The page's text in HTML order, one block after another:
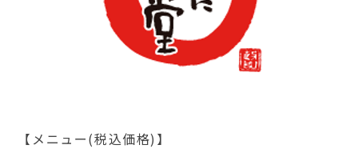
【メニュー(税込価格)】